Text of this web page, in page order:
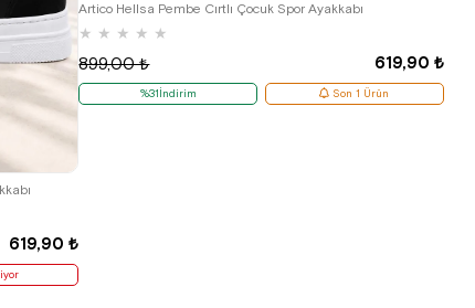
619,90 ₺
Artico Hellsa Pembe Cırtlı Çocuk Spor Ayakkabı
★ ★ ★ ★ ★
619,90 ₺
899,00 ₺
%31İndirim Son 1 Ürün